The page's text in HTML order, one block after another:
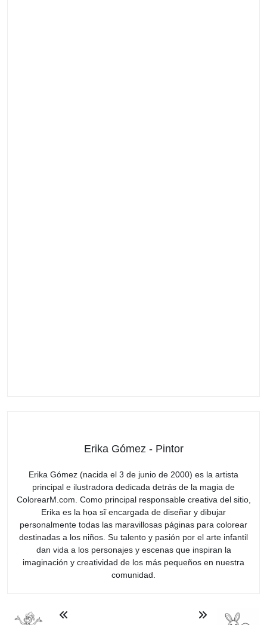
Erika Gómez - Pintor
Erika Gómez (nacida el 3 de junio de 2000) es la artista
principal e ilustradora dedicada detrás de la magia de
ColorearM.com. Como principal responsable creativa del sitio,
Erika es la họa sĩ encargada de diseñar y dibujar
personalmente todas las maravillosas páginas para colorear
destinadas a los niños. Su talento y pasión por el arte infantil
dan vida a los personajes y escenas que inspiran la
imaginación y creatividad de los más pequeños en nuestra
comunidad.